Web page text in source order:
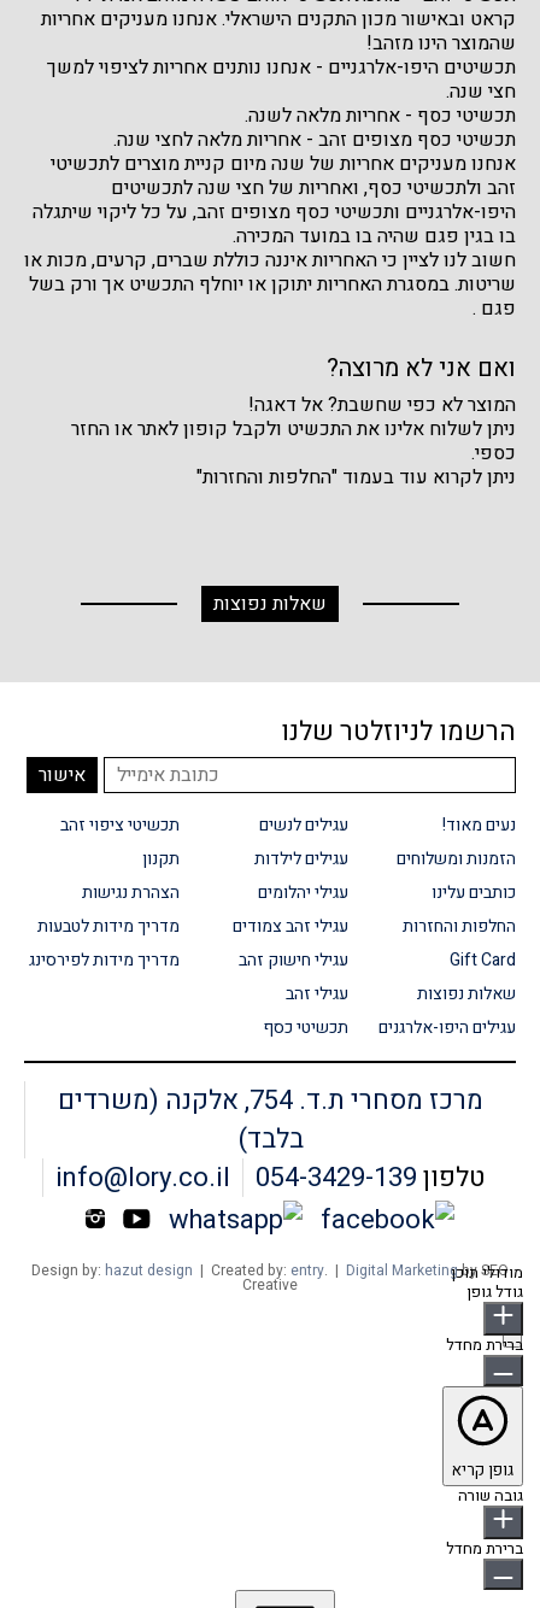
קראט ובאישור מכון התקנים הישראלי. אנחנו מעניקים אחריות
שהמוצר הינו מזהב!
תכשיטים היפו-אלרגניים - אנחנו נותנים אחריות לציפוי למשך
חצי שנה.
תכשיטי כסף - אחריות מלאה לשנה.
תכשיטי כסף מצופים זהב - אחריות מלאה לחצי שנה.
אנחנו מעניקים אחריות של שנה מיום קניית מוצרים לתכשיטי
זהב ולתכשיטי כסף, ואחריות של חצי שנה לתכשיטים
היפו-אלרגניים ותכשיטי כסף מצופים זהב, על כל ליקוי שיתגלה
בו בגין פגם שהיה בו במועד המכירה.
חשוב לנו לציין כי האחריות איננה כוללת שברים, קרעים, מכות או
שריטות. במסגרת האחריות יתוקן או יוחלף התכשיט אך ורק בשל
פגם .
ואם אני לא מרוצה?
המוצר לא כפי שחשבת? אל דאגה!
ניתן לשלוח אלינו את התכשיט ולקבל קופון לאתר או החזר
כספי.
ניתן לקרוא עוד בעמוד "החלפות והחזרות"
שאלות נפוצות
הרשמו לניוזלטר שלנו
נעים מאוד!
הזמנות ומשלוחים
כותבים עלינו
החלפות והחזרות
Gift Card
שאלות נפוצות
עגילים היפו-אלרגנים
עגילים לנשים
עגילים לילדות
עגילי יהלומים
עגילי זהב צמודים
עגילי חישוק זהב
עגילי זהב
תכשיטי כסף
תכשיטי ציפוי זהב
תקנון
הצהרת נגישות
מדריך מידות לטבעות
מדריך מידות לפירסינג
מרכז מסחרי ת.ד. 754, אלקנה (משרדים
בלבד)
טלפון054-3429-139
info@lory.co.il
Design by: hazut design | Created by: entry. | Digital Marketingby SEO
Creative
מודולי תוכן
גודל גופן
ברירת מחדל
גופן קריא
גובה שורה
ברירת מחדל